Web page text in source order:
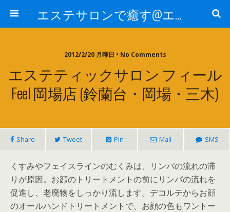
エステサロンで癒す@エステ～全国エステ情報
2012/2/20 月曜日 • No Comments
エステティックサロン フィール
Feel 岡場店 (鈴蘭台・岡場・三木)
Share Tweet Pin Mail SMS
くすみやフェイスラインのむくみは、リンパの流れの滞
りが原因。お顔のトリートメントの前にリンパの流れを
促進し、老廃物をしっかり流します。デコルテからお顔
のオールハンドトリートメントで、お顔の色もワントー